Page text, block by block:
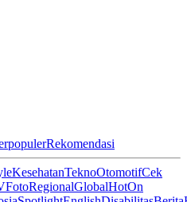
Rekomendasi
KesehatanTeknoOtomotifCek
FotoRegionalGlobalHotOn